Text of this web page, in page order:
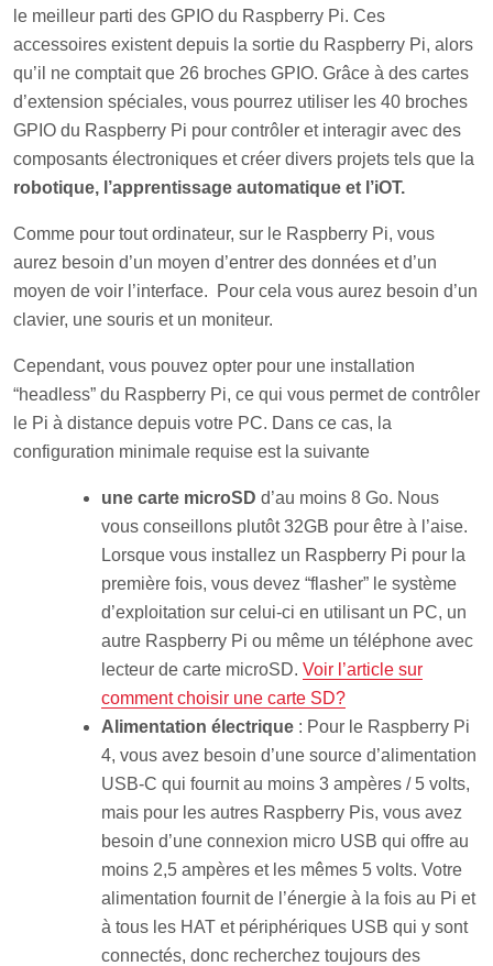
le meilleur parti des GPIO du Raspberry Pi. Ces
accessoires existent depuis la sortie du Raspberry Pi, alors
qu’il ne comptait que 26 broches GPIO. Grâce à des cartes
d’extension spéciales, vous pourrez utiliser les 40 broches
GPIO du Raspberry Pi pour contrôler et interagir avec des
composants électroniques et créer divers projets tels que la
robotique, l’apprentissage automatique et l’iOT.
Comme pour tout ordinateur, sur le Raspberry Pi, vous
aurez besoin d’un moyen d’entrer des données et d’un
moyen de voir l’interface. Pour cela vous aurez besoin d’un
clavier, une souris et un moniteur.
Cependant, vous pouvez opter pour une installation
“headless” du Raspberry Pi, ce qui vous permet de contrôler
le Pi à distance depuis votre PC. Dans ce cas, la
configuration minimale requise est la suivante
une carte microSD d’au moins 8 Go. Nous
vous conseillons plutôt 32GB pour être à l’aise.
Lorsque vous installez un Raspberry Pi pour la
première fois, vous devez “flasher” le système
d’exploitation sur celui-ci en utilisant un PC, un
autre Raspberry Pi ou même un téléphone avec
lecteur de carte microSD. Voir l’article sur
comment choisir une carte SD?
Alimentation électrique : Pour le Raspberry Pi
4, vous avez besoin d’une source d’alimentation
USB-C qui fournit au moins 3 ampères / 5 volts,
mais pour les autres Raspberry Pis, vous avez
besoin d’une connexion micro USB qui offre au
moins 2,5 ampères et les mêmes 5 volts. Votre
alimentation fournit de l’énergie à la fois au Pi et
à tous les HAT et périphériques USB qui y sont
connectés, donc recherchez toujours des